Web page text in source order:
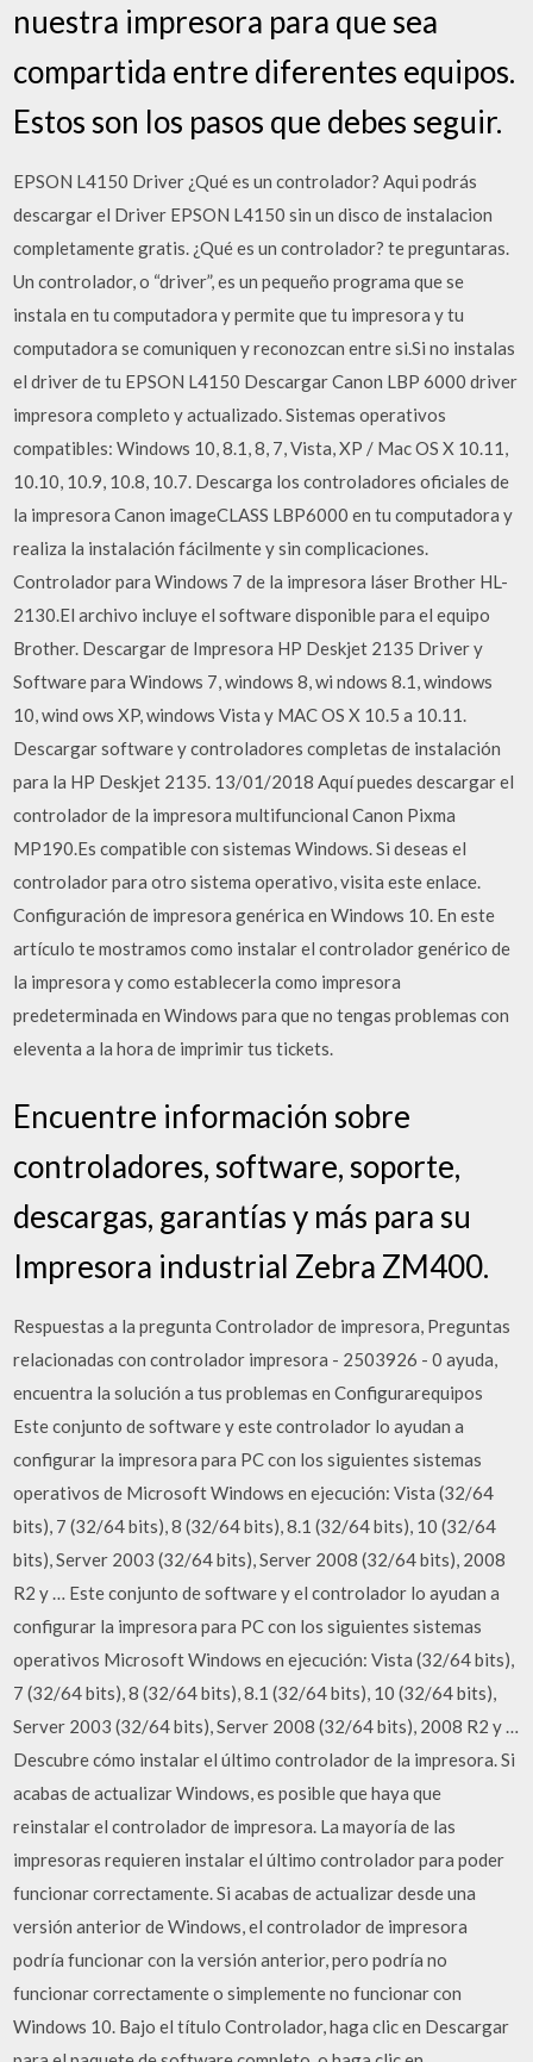
nuestra impresora para que sea
compartida entre diferentes equipos.
Estos son los pasos que debes seguir.
EPSON L4150 Driver ¿Qué es un controlador? Aqui podrás
descargar el Driver EPSON L4150 sin un disco de instalacion
completamente gratis. ¿Qué es un controlador? te preguntaras.
Un controlador, o “driver”, es un pequeño programa que se
instala en tu computadora y permite que tu impresora y tu
computadora se comuniquen y reconozcan entre si.Si no instalas
el driver de tu EPSON L4150 Descargar Canon LBP 6000 driver
impresora completo y actualizado. Sistemas operativos
compatibles: Windows 10, 8.1, 8, 7, Vista, XP / Mac OS X 10.11,
10.10, 10.9, 10.8, 10.7. Descarga los controladores oficiales de
la impresora Canon imageCLASS LBP6000 en tu computadora y
realiza la instalación fácilmente y sin complicaciones.
Controlador para Windows 7 de la impresora láser Brother HL-
2130.El archivo incluye el software disponible para el equipo
Brother. Descargar de Impresora HP Deskjet 2135 Driver y
Software para Windows 7, windows 8, wi ndows 8.1, windows
10, wind ows XP, windows Vista y MAC OS X 10.5 a 10.11.
Descargar software y controladores completas de instalación
para la HP Deskjet 2135. 13/01/2018 Aquí puedes descargar el
controlador de la impresora multifuncional Canon Pixma
MP190.Es compatible con sistemas Windows. Si deseas el
controlador para otro sistema operativo, visita este enlace.
Configuración de impresora genérica en Windows 10. En este
artículo te mostramos como instalar el controlador genérico de
la impresora y como establecerla como impresora
predeterminada en Windows para que no tengas problemas con
eleventa a la hora de imprimir tus tickets.
Encuentre información sobre
controladores, software, soporte,
descargas, garantías y más para su
Impresora industrial Zebra ZM400.
Respuestas a la pregunta Controlador de impresora, Preguntas
relacionadas con controlador impresora - 2503926 - 0 ayuda,
encuentra la solución a tus problemas en Configurarequipos
Este conjunto de software y este controlador lo ayudan a
configurar la impresora para PC con los siguientes sistemas
operativos de Microsoft Windows en ejecución: Vista (32/64
bits), 7 (32/64 bits), 8 (32/64 bits), 8.1 (32/64 bits), 10 (32/64
bits), Server 2003 (32/64 bits), Server 2008 (32/64 bits), 2008
R2 y … Este conjunto de software y el controlador lo ayudan a
configurar la impresora para PC con los siguientes sistemas
operativos Microsoft Windows en ejecución: Vista (32/64 bits),
7 (32/64 bits), 8 (32/64 bits), 8.1 (32/64 bits), 10 (32/64 bits),
Server 2003 (32/64 bits), Server 2008 (32/64 bits), 2008 R2 y …
Descubre cómo instalar el último controlador de la impresora. Si
acabas de actualizar Windows, es posible que haya que
reinstalar el controlador de impresora. La mayoría de las
impresoras requieren instalar el último controlador para poder
funcionar correctamente. Si acabas de actualizar desde una
versión anterior de Windows, el controlador de impresora
podría funcionar con la versión anterior, pero podría no
funcionar correctamente o simplemente no funcionar con
Windows 10. Bajo el título Controlador, haga clic en Descargar